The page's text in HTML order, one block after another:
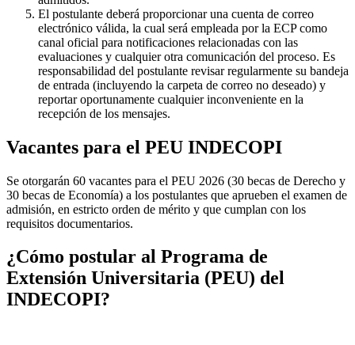
El postulante deberá proporcionar una cuenta de correo
electrónico válida, la cual será empleada por la ECP como
canal oficial para notificaciones relacionadas con las
evaluaciones y cualquier otra comunicación del proceso. Es
responsabilidad del postulante revisar regularmente su bandeja
de entrada (incluyendo la carpeta de correo no deseado) y
reportar oportunamente cualquier inconveniente en la
recepción de los mensajes.
Vacantes para el PEU INDECOPI
Se otorgarán 60 vacantes para el PEU 2026 (30 becas de Derecho y
30 becas de Economía) a los postulantes que aprueben el examen de
admisión, en estricto orden de mérito y que cumplan con los
requisitos documentarios.
¿Cómo postular al Programa de
Extensión Universitaria (PEU) del
INDECOPI?